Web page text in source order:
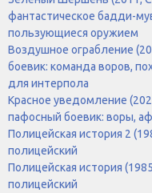
фантастическое бадди-
пользующиеся оружием
Воздушное ограбление
боевик: команда воров,
для интерпола
Красное уведомление
пафосный боевик: воры,
Полицейская история 2
полицейский
Полицейская история
полицейский